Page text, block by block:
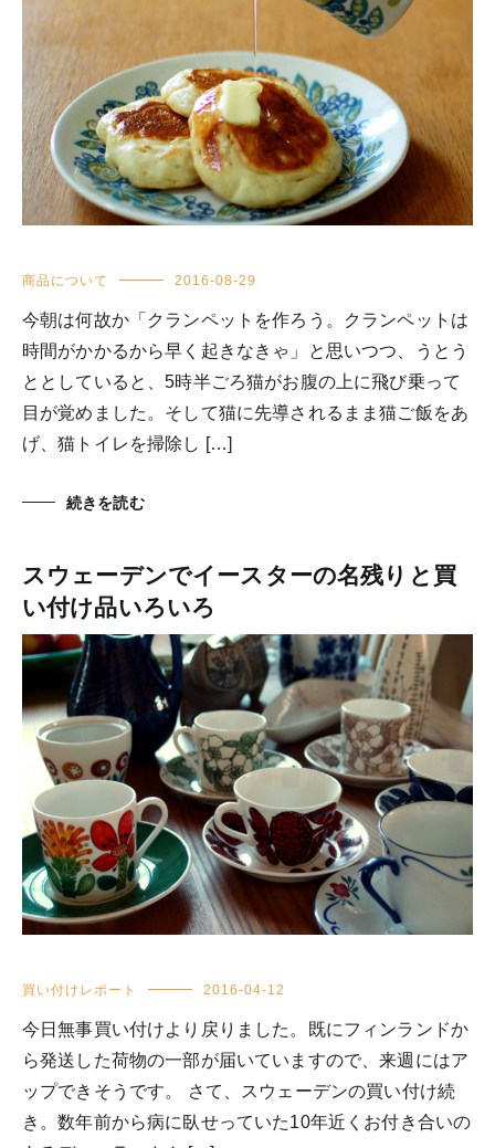
商品について 2016-08-29
今朝は何故か「クランペットを作ろう。クランペットは
時間がかかるから早く起きなきゃ」と思いつつ、うとう
ととしていると、5時半ごろ猫がお腹の上に飛び乗って
目が覚めました。そして猫に先導されるまま猫ご飯をあ
げ、猫トイレを掃除し […]
続きを読む
スウェーデンでイースターの名残りと買
い付け品いろいろ
買い付けレポート 2016-04-12
今日無事買い付けより戻りました。既にフィンランドか
ら発送した荷物の一部が届いていますので、来週にはア
ップできそうです。 さて、スウェーデンの買い付け続
き。数年前から病に臥せっていた10年近くお付き合いの